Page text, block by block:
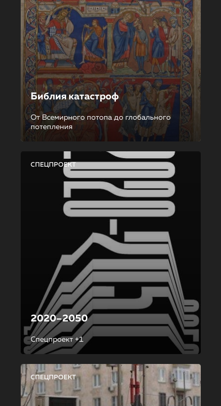
Библия катастроф
От Всемирного потопа до глобального
потепления
СПЕЦПРОЕКТ
2020–2050
Спецпроект +1
СПЕЦПРОЕКТ